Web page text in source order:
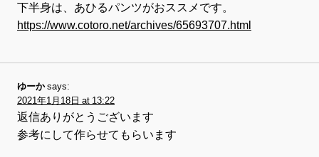
下半身は、あひるパンツがおススメです。
https://www.cotoro.net/archives/65693707.html
ゆーか says:
2021年1月18日 at 13:22
返信ありがとうございます
参考にして作らせてもらいます